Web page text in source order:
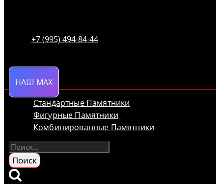
+7 (995) 494-84-44
НАШ MAX
Стандартные Памятники
Фигурные Памятники
Комбинированные Памятники
Найти: